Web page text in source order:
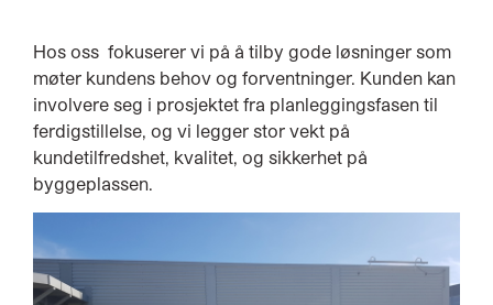
Hos oss fokuserer vi på å tilby gode løsninger som
møter kundens behov og forventninger. Kunden kan
involvere seg i prosjektet fra planleggingsfasen til
ferdigstillelse, og vi legger stor vekt på
kundetilfredshet, kvalitet, og sikkerhet på
byggeplassen.